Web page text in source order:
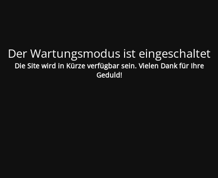
Der Wartungsmodus ist eingeschaltet
Die Site wird in Kürze verfügbar sein. Vielen Dank für Ihre
Geduld!